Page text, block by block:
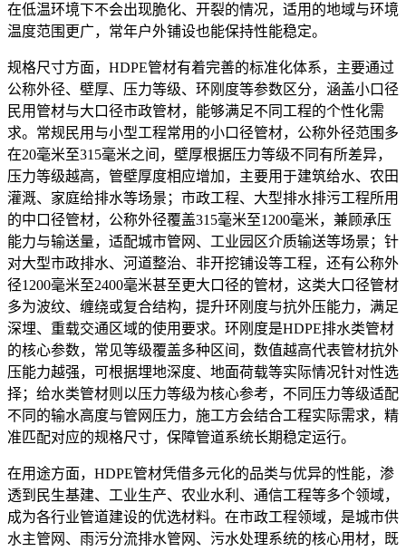
在低温环境下不会出现脆化、开裂的情况，适用的地域与环境
温度范围更广，常年户外铺设也能保持性能稳定。
规格尺寸方面，HDPE管材有着完善的标准化体系，主要通过
公称外径、壁厚、压力等级、环刚度等参数区分，涵盖小口径
民用管材与大口径市政管材，能够满足不同工程的个性化需
求。常规民用与小型工程常用的小口径管材，公称外径范围多
在20毫米至315毫米之间，壁厚根据压力等级不同有所差异，
压力等级越高，管壁厚度相应增加，主要用于建筑给水、农田
灌溉、家庭给排水等场景；市政工程、大型排水排污工程所用
的中口径管材，公称外径覆盖315毫米至1200毫米，兼顾承压
能力与输送量，适配城市管网、工业园区介质输送等场景；针
对大型市政排水、河道整治、非开挖铺设等工程，还有公称外
径1200毫米至2400毫米甚至更大口径的管材，这类大口径管材
多为波纹、缠绕或复合结构，提升环刚度与抗外压能力，满足
深埋、重载交通区域的使用要求。环刚度是HDPE排水类管材
的核心参数，常见等级覆盖多种区间，数值越高代表管材抗外
压能力越强，可根据埋地深度、地面荷载等实际情况针对性选
择；给水类管材则以压力等级为核心参考，不同压力等级适配
不同的输水高度与管网压力，施工方会结合工程实际需求，精
准匹配对应的规格尺寸，保障管道系统长期稳定运行。
在用途方面，HDPE管材凭借多元化的品类与优异的性能，渗
透到民生基建、工业生产、农业水利、通信工程等多个领域，
成为各行业管道建设的优选材料。在市政工程领域，是城市供
水主管网、雨污分流排水管网、污水处理系统的核心用材，既